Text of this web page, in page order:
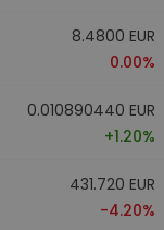
8.4800 EUR
0.00%
0.010890440 EUR
+1.20%
431.720 EUR
-4.20%